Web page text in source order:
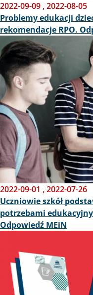
2022-09-09 ,2022-08-05
Problemy edukacji
rekomendacje RPO.
Obraz
2022-09-01 ,2022-07-26
Uczniowie szkół
potrzebami
Odpowiedź MEiN